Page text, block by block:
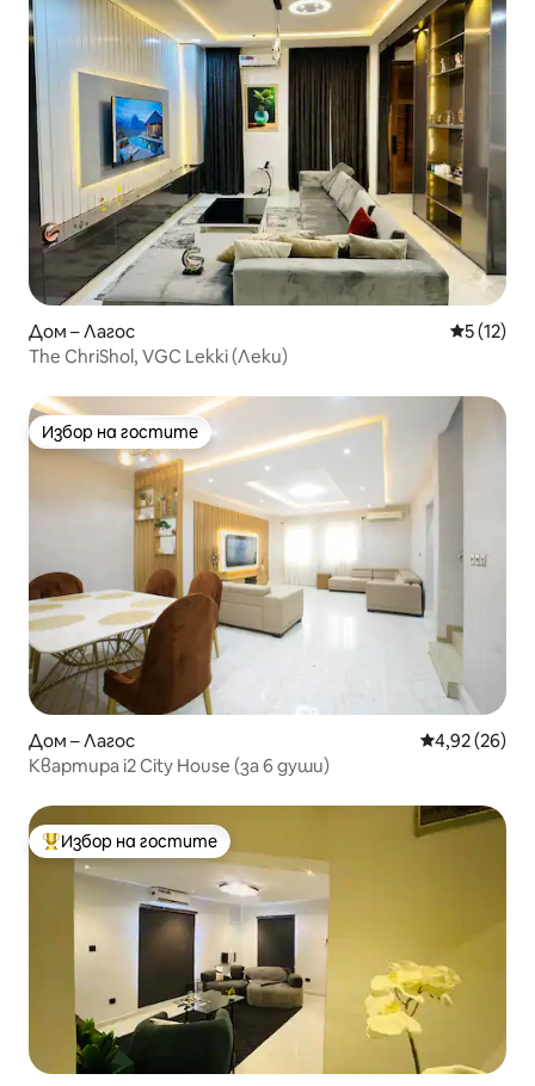
Дом – Лагос Средна
5 (12)
The ChriShol, VGC Lekki (Леки)
Избор на гостите
Избор на гостите
Дом – Лагос Средна
4,92 (26)
Квартира i2 City House (за 6 души)
Най-популярен избор на гостите
Избор на гостите